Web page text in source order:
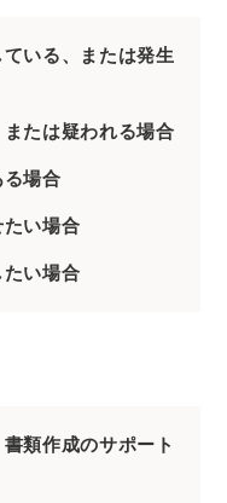
いる、または発生
たは疑われる場合
場合
い場合
い場合
類作成のサポート